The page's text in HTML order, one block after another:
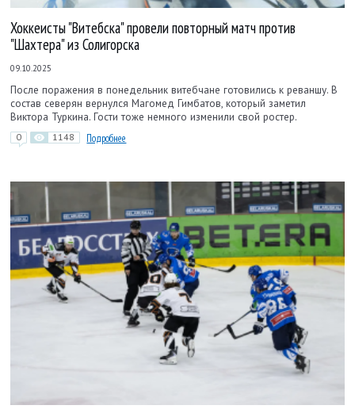
Хоккеисты "Витебска" провели повторный матч против
"Шахтера" из Солигорска
09.10.2025
После поражения в понедельник витебчане готовились к реваншу. В
состав северян вернулся Магомед Гимбатов, который заметил
Виктора Туркина. Гости тоже немного изменили свой ростер.
0 1148 Подробнее